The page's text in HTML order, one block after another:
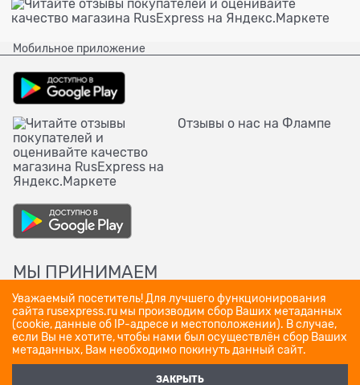
Мобильное приложение
Отзывы о нас на Флампе
МЫ ПРИНИМАЕМ
Уважаемый посетитель! Для лучшего функционирования
сайта rusexpress.ru мы производим сбор Ваших метаданных
(cookie, данные об IP-адресе и местоположении). В случае,
если Вы не хотите, чтобы нами был осуществлён сбор Ваших
метаданных, Вам необходимо покинуть данный сайт.
ЗАКРЫТЬ